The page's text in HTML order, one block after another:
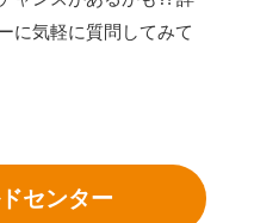
に気軽に質問してみて
センター